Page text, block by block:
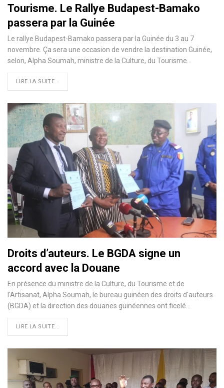
Tourisme. Le Rallye Budapest-Bamako
passera par la Guinée
Le rallye Budapest-Bamako passera par la Guinée du 3 au 7
novembre. Ça sera une occasion de vendre la destination Guinée,
selon, Alpha Soumah, ministre de la Culture, du Tourisme…
LIRE LA SUITE...
Droits d’auteurs. Le BGDA signe un
accord avec la Douane
En présence du ministre de la Culture, du Tourisme et de
l'Artisanat, Alpha Soumah, le bureau guinéen des droits d'auteurs
(BGDA) et la direction des douanes guinéennes ont ficelé…
LIRE LA SUITE...